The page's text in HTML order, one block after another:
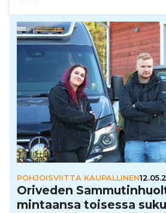
POHJOISVIITTA KAUPALLINEN
Oriveden
min­taansa toisessa